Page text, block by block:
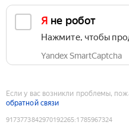
Я не робот
Нажмите, чтобы
Yandex SmartCaptcha
Если у вас возникли проблемы,
обратной связи
9173773842970192265:1785967324